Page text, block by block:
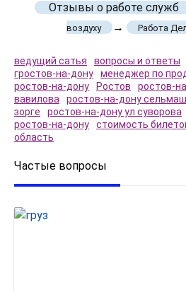
Отзывы о работе служб
воздуху
→ Работа
ведущий сатья вопросы и ответы
гростов-на-дону
менеджер по
ростов-на-дону
Ростов
ростов-
вавилова
ростов-на-дону сельмаш
зорге
ростов-на-дону ул суворова
ростов-на-дону
стоимость
область
Частые вопросы